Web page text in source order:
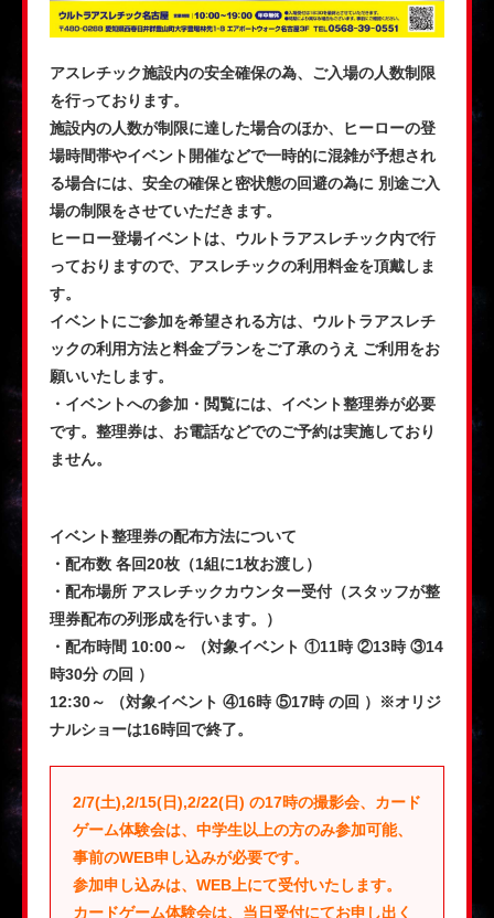
アスレチック施設内の安全確保の為、ご入場の人数制限
を行っております。
施設内の人数が制限に達した場合のほか、ヒーローの登
場時間帯やイベント開催などで一時的に混雑が予想され
る場合には、安全の確保と密状態の回避の為に 別途ご入
場の制限をさせていただきます。
ヒーロー登場イベントは、ウルトラアスレチック内で行
っておりますので、アスレチックの利用料金を頂戴しま
す。
イベントにご参加を希望される方は、ウルトラアスレチ
ックの利用方法と料金プランをご了承のうえ ご利用をお
願いいたします。
・イベントへの参加・閲覧には、イベント整理券が必要
です。整理券は、お電話などでのご予約は実施しており
ません。
イベント整理券の配布方法について
・配布数 各回20枚（1組に1枚お渡し）
・配布場所 アスレチックカウンター受付（スタッフが整
理券配布の列形成を行います。）
・配布時間 10:00～ （対象イベント ①11時 ②13時 ③14
時30分 の回 ）
12:30～ （対象イベント ④16時 ⑤17時 の回 ）※オリジ
ナルショーは16時回で終了。
2/7(土),2/15(日),2/22(日) の17時の撮影会、カード
ゲーム体験会は、中学生以上の方のみ参加可能、
事前のWEB申し込みが必要です。
参加申し込みは、WEB上にて受付いたします。
カードゲーム体験会は、当日受付にてお申し出く